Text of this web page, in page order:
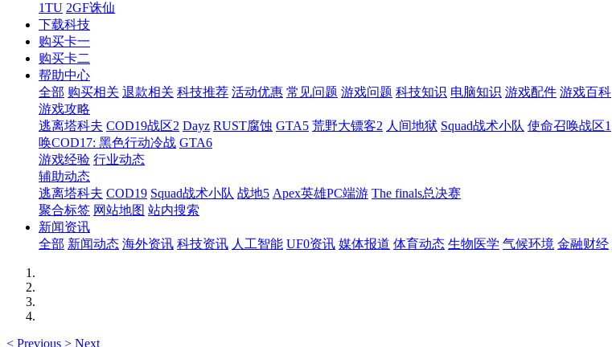
1TU 2GF诛仙
下载科技
购买卡一
购买卡二
帮助中心
全部 购买相关 退款相关 科技推荐 活动优惠 常见问题 游戏问题 科技知识 电脑知识 游戏配件 游戏百科
游戏攻略
逃离塔科夫 COD19战区2 Dayz RUST腐蚀 GTA5 荒野大镖客2 人间地狱 Squad战术小队 使命召唤战区1
唤COD17: 黑色行动冷战 GTA6
游戏经验 行业动态
辅助动态
逃离塔科夫 COD19 Squad战术小队 战地5 Apex英雄PC端游 The finals总决赛
聚合标签 网站地图 站内搜索
新闻资讯
全部 新闻动态 海外资讯 科技资讯 人工智能 UF0资讯 媒体报道 体育动态 生物医学 气候环境 金融财经
< Previous > Next